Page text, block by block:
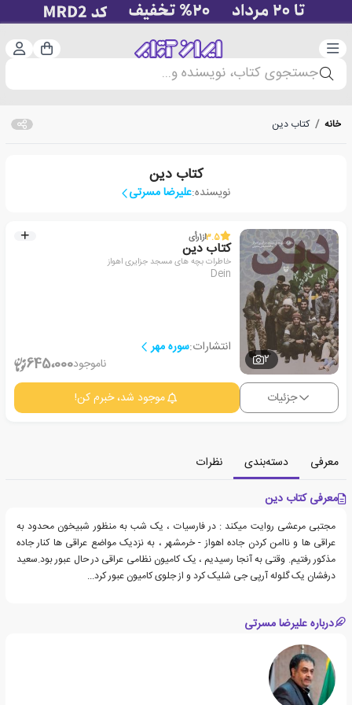
دسته‌بندی سبد
جستجوی کتاب، نویسنده و...
خانه / کتاب دین
کتاب دین
نویسنده:علیرضا مسرتی
2
3.5از1رأی
کتاب دین
خاطرات بچه های مسجد جزایری اهواز
Dein
انتشارات:سوره مهر
ناموجود645،000
جزئیات موجود شد، خبرم کن!
معرفی دسته‌بندی
نظرات
معرفی کتاب دین
مجتبی مرعشی روایت میکند : در فارسیات ، یک شب به منظور شبیخون محدود به
عراقی ها و ناامن کردن جاده اهواز - خرمشهر ، به نزدیک مواضع عراقی ها کنار جاده
مذکور رفتیم. وقتی به آنجا رسیدیم ، یک کامیون نظامی عراقی در حال عبور بود.سعید
درفشان یک گلوله آرپی جی شلیک کرد و از جلوی کامیون عبور کرد...
درباره علیرضا مسرتی